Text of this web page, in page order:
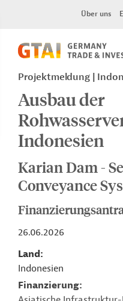
Über uns
Projektmeldung
Ausbau der
Indonesien
Karian Dam -
Conveyance
26.06.2026
Land
Indonesien
Finanzierung